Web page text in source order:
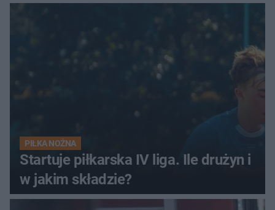
PIŁKA NOŻNA
Startuje piłkarska IV liga. Ile drużyn i
w jakim składzie?